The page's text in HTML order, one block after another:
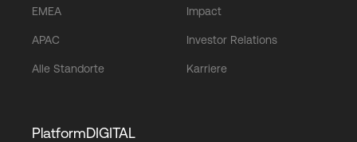
EMEA
APAC
Alle Standorte
Impact
Investor Relations
Karriere
PlatformDIGITAL